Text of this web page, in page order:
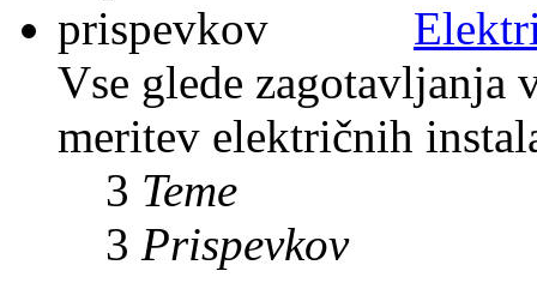
Vse glede zagotavljanja
meritev električnih
3 Teme
3 Prispevkov